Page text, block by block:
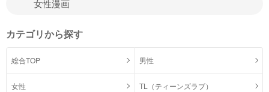
カテゴリから探す
総合TOP 男性
女性 TL（ティーンズラブ）